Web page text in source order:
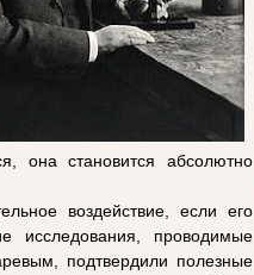
она становится абсолютно
воздействие, если его
исследования, проводимые
подтвердили полезные